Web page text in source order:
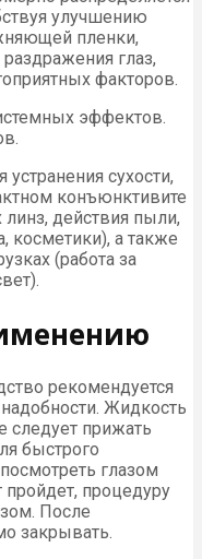
улучшению
пленки,
глаз,
факторов.
эффектов.
сухости,
конъюнктивите
действия пыли,
косметики), a также
(работа за
рекомендуется
Жидкость
следует прижать
быстрого
глазом
процедуру
После
закрывать.